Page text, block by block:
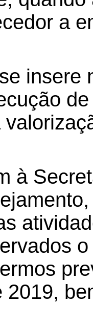
a
à
2019,